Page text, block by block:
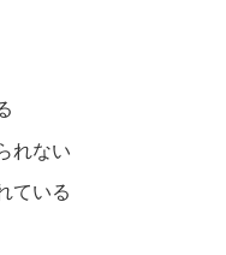
れない
ている